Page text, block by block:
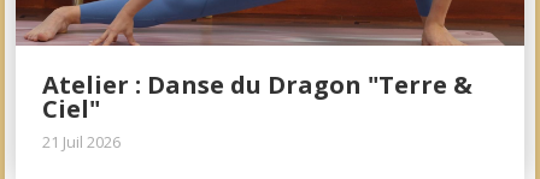
Atelier : Danse du Dragon "Terre &
Ciel"
21 Juil 2026